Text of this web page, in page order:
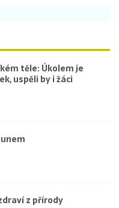
těle: Úkolem je
uspěli by i žáci
z přírody